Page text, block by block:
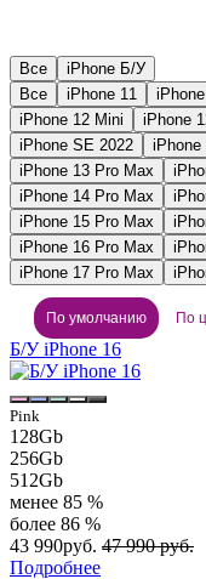
Все
iPhone Б/У
Все
iPhone 11
iPhone 12 Mini
iPhone
iPhone SE 2022
iPhone
iPhone 13 Pro Max
iPhone 14 Pro Max
iPhone 15 Pro Max
iPhone 16 Pro Max
iPhone 17 Pro Max
По умолчанию По
Б/У iPhone 16
Pink
128Gb
256Gb
512Gb
менее 85 %
более 86 %
43 990руб. 47 990 руб.
Подробнее